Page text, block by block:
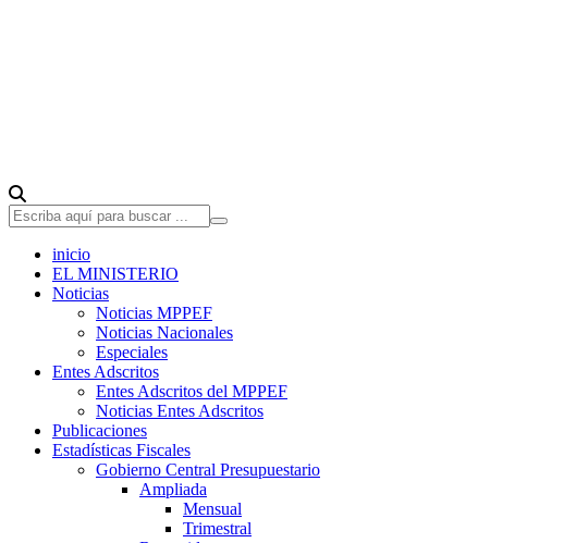
inicio
EL MINISTERIO
Noticias
Noticias MPPEF
Noticias Nacionales
Especiales
Entes Adscritos
Entes Adscritos del MPPEF
Noticias Entes Adscritos
Publicaciones
Estadísticas Fiscales
Gobierno Central Presupuestario
Ampliada
Mensual
Trimestral